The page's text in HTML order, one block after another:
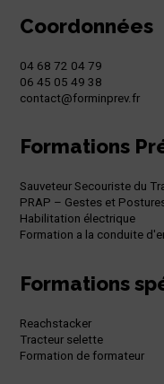
Coordonnées
04 68 72 04 79
06 45 05 49 38
contact@forminprev.fr
Formations
Sauveteur Secouriste du
PRAP – Gestes et
Habilitation électrique
Formation a la conduite
Formations
Reachstacker
Tracteur selette
Formation de formateur